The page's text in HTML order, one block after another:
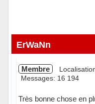
ErWaNn
Membre
Messages: 16 194
Très bonne chose en